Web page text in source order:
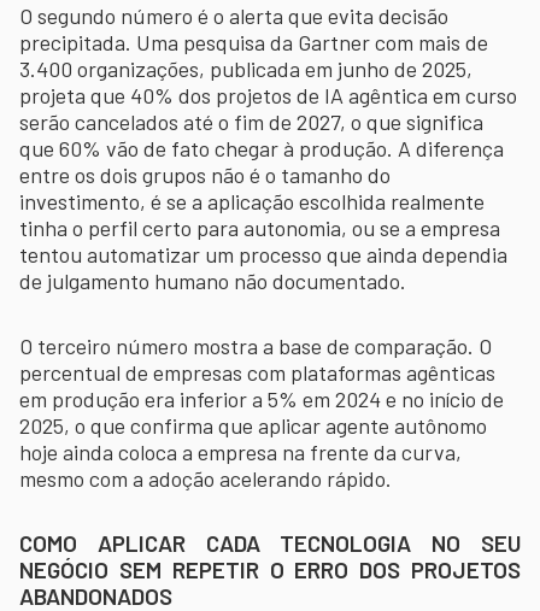
O segundo número é o alerta que evita decisão
precipitada. Uma pesquisa da Gartner com mais de
3.400 organizações, publicada em junho de 2025,
projeta que 40% dos projetos de IA agêntica em curso
serão cancelados até o fim de 2027, o que significa
que 60% vão de fato chegar à produção. A diferença
entre os dois grupos não é o tamanho do
investimento, é se a aplicação escolhida realmente
tinha o perfil certo para autonomia, ou se a empresa
tentou automatizar um processo que ainda dependia
de julgamento humano não documentado.
O terceiro número mostra a base de comparação. O
percentual de empresas com plataformas agênticas
em produção era inferior a 5% em 2024 e no início de
2025, o que confirma que aplicar agente autônomo
hoje ainda coloca a empresa na frente da curva,
mesmo com a adoção acelerando rápido.
COMO APLICAR CADA TECNOLOGIA NO SEU
NEGÓCIO SEM REPETIR O ERRO DOS PROJETOS
ABANDONADOS